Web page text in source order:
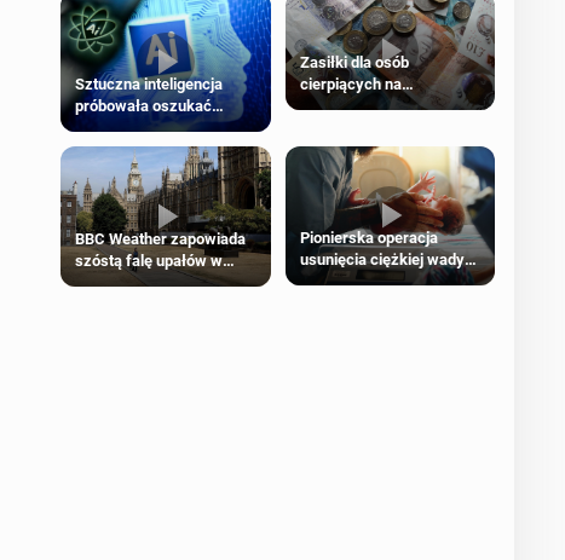
Sztuczna inteligencja
próbowała oszukać
człowieka
Zasiłki dla osób
cierpiących na
schorzenia psychiczne
BBC Weather zapowiada
szóstą falę upałów w
Londynie
Pionierska operacja
usunięcia ciężkiej wady
wrodzonej płodu w łonie